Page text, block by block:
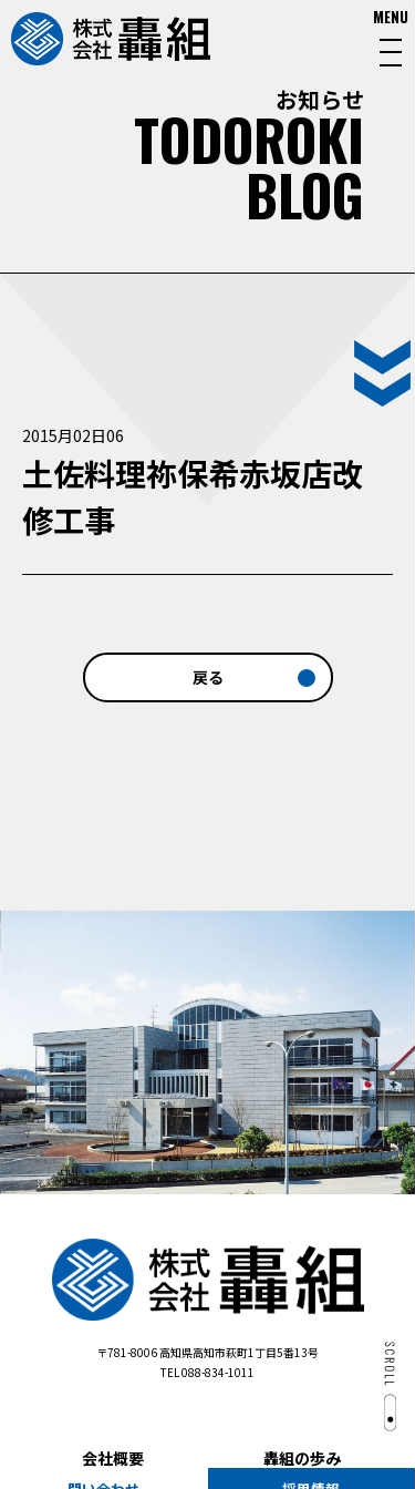
MENU
お知らせ
TODOROKI
BLOG
2015月02日06
土佐料理祢保希赤坂店改
修工事
戻る
〒781-8006高知県高知市萩町1丁目5番13号
TEL 088-834-1011
会社概要 轟組の歩み